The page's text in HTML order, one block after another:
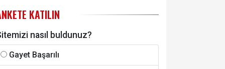
KATILIN
nasıl buldunuz?
Gayet Başarılı